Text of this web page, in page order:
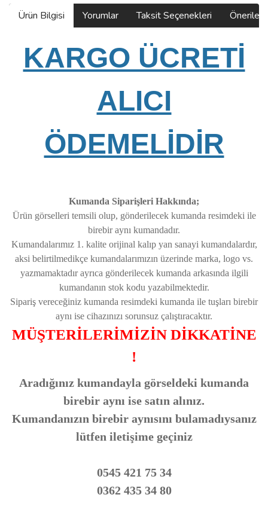
Ürün Bilgisi Yorumlar Taksit Seçenekleri
KARGO ÜCRETİ
ALICI
ÖDEMELİDİR
Kumanda Siparişleri Hakkında;
Ürün görselleri temsili olup, gönderilecek kumanda resimdeki ile
birebir aynı kumandadır.
Kumandalarımız 1. kalite orijinal kalıp yan sanayi kumandalardır,
aksi belirtilmedikçe kumandalarımızın üzerinde marka, logo vs.
yazmamaktadır ayrıca gönderilecek kumanda arkasında ilgili
kumandanın stok kodu yazabilmektedir.
Sipariş vereceğiniz kumanda resimdeki kumanda ile tuşları birebir
aynı ise cihazınızı sorunsuz çalıştıracaktır.
MÜŞTERİLERİMİZİN DİKKATİNE
!
Aradığınız kumandayla görseldeki kumanda
birebir aynı ise satın alınız.
Kumandanızın birebir aynısını bulamadıysanız
lütfen iletişime geçiniz
0545 421 75 34
0362 435 34 80